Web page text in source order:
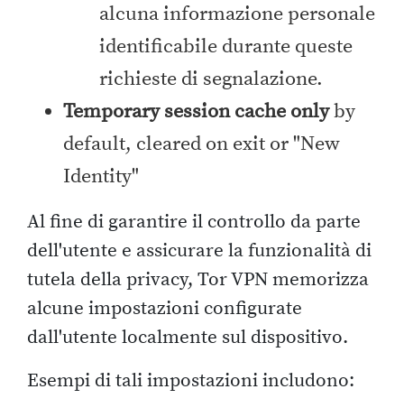
alcuna informazione personale
identificabile durante queste
richieste di segnalazione.
Temporary session cache onlyby
default, cleared on exit or "New
Identity"
Al fine di garantire il controllo da parte
dell'utente e assicurare la funzionalità di
tutela della privacy, Tor VPN memorizza
alcune impostazioni configurate
dall'utente localmente sul dispositivo.
Esempi di tali impostazioni includono: